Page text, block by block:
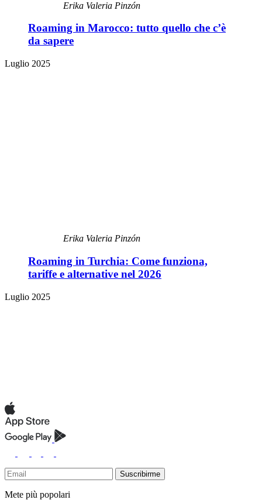
Erika Valeria Pinzón
Roaming in Marocco: tutto quello che c’è
da sapere
Luglio 2025
Erika Valeria Pinzón
Roaming in Turchia: Come funziona,
tariffe e alternative nel 2026
Luglio 2025
Suscribirme
Mete più popolari